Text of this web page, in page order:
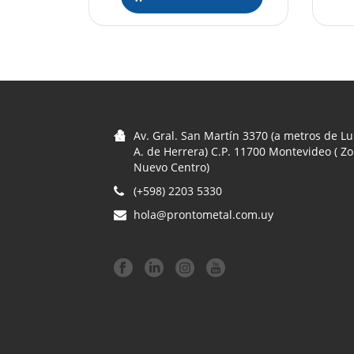
Av. Gral. San Martín 3370 (a metros de
A. de Herrera) C.P. 11700 Montevideo (
Nuevo Centro)
(+598) 2203 5330
hola@prontometal.com.uy